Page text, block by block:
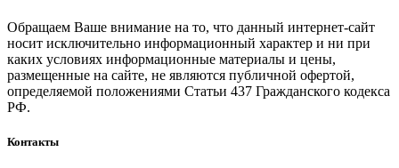
Обращаем Ваше внимание на то, что данный интернет-сайт
носит исключительно информационный характер и ни при
каких условиях информационные материалы и цены,
размещенные на сайте, не являются публичной офертой,
определяемой положениями Статьи 437 Гражданского кодекса
РФ.
Контакты